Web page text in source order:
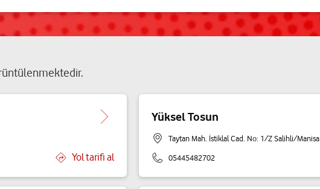
Yol tarifi al
Yüksel Tosun
Taytan Mah. İstiklal Cad. No: 1/Z Salihli/Manisa
05445482702